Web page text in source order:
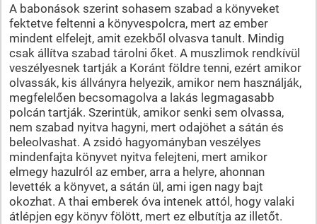
A babonások szerint sohasem szabad a könyveket
fektetve feltenni a könyvespolcra, mert az ember
mindent elfelejt, amit ezekből olvasva tanult. Mindig
csak állítva szabad tárolni őket. A muszlimok rendkívül
veszélyesnek tartják a Koránt földre tenni, ezért amikor
olvassák, kis állványra helyezik, amikor nem használják,
megfelelően becsomagolva a lakás legmagasabb
polcán tartják. Szerintük, amikor senki sem olvassa,
nem szabad nyitva hagyni, mert odajöhet a sátán és
beleolvashat. A zsidó hagyományban veszélyes
mindenfajta könyvet nyitva felejteni, mert amikor
elmegy hazulról az ember, arra a helyre, ahonnan
levették a könyvet, a sátán ül, ami igen nagy bajt
okozhat. A thai emberek óva intenek attól, hogy valaki
átlépjen egy könyv fölött, mert ez elbutítja az illetőt.